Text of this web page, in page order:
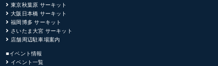
東京秋葉原 サーキット
大阪日本橋 サーキット
福岡博多 サーキット
さいたま大宮 サーキット
店舗周辺駐車場案内
■イベント情報
イベント一覧